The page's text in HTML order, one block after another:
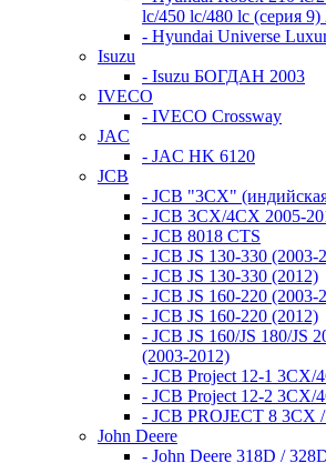
lc/450 lc/480 lc (серия 9)
- Hyundai Universe
Isuzu
- Isuzu БОГДАН 2003
IVECO
- IVECO Crossway
JAC
- JAC HK 6120
JCB
- JCB "3СХ"
- JCB 3СХ/4СХ 2005-
- JCB 8018 CTS
- JCB JS 130-330 (2003-
- JCB JS 130-330 (2012)
- JCB JS 160-220 (2003-
- JCB JS 160-220 (2012)
- JCB JS 160/JS 180/JS
(2003-2012)
- JCB Project 12-1 3CX/
- JCB Project 12-2 3CX/
- JCB PROJECT 8 3CX
John Deere
- John Deere 318D /